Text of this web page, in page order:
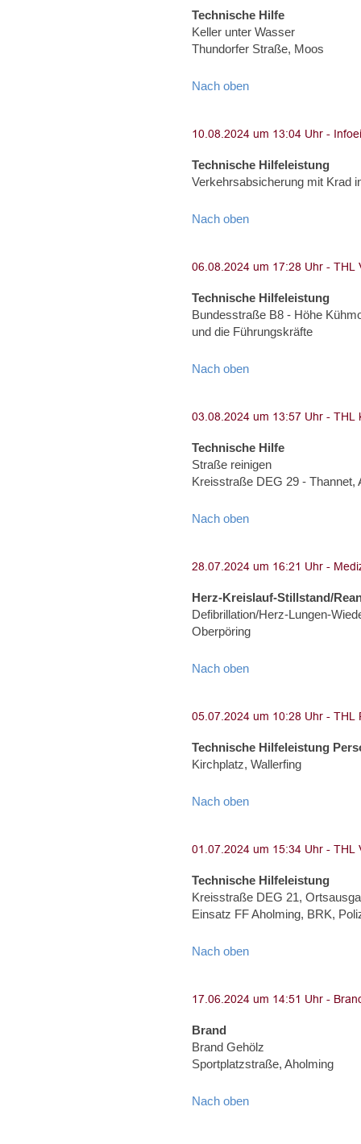
Technische Hilfe
Keller unter Wasser
Thundorfer Straße, Moos
Nach oben
Technische Hilfeleistung
Verkehrsabsicherung mit Krad
Nach oben
Technische Hilfeleistung
Bundesstraße B8 - Höhe
und die Führungskräfte
Nach oben
Technische Hilfe
Straße reinigen
Kreisstraße DEG 29 - Thannet,
Nach oben
Herz-Kreislauf-Stillstand/
Defibrillation/Herz-Lungen-
Oberpöring
Nach oben
Technische Hilfeleistung
Kirchplatz, Wallerfing
Nach oben
Technische Hilfeleistung
Kreisstraße DEG 21,
Einsatz FF Aholming, BRK,
Nach oben
Brand
Brand Gehölz
Sportplatzstraße, Aholming
Nach oben